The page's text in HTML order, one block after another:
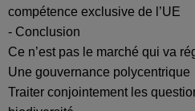
compétence exclusive de l’UE
- Conclusion
Ce n’est pas le marché qui va
Une gouvernance polycentrique
Traiter conjointement les